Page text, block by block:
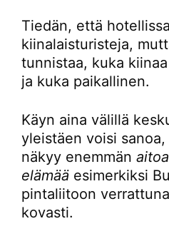
Tiedän, että
kiinalaisturisteja,
tunnistaa, kuka
ja kuka paikallinen.
Käyn aina välillä
yleistäen voisi
näkyy enemmän aitoa
elämää esimerkiksi
pintaliitoon
kovasti.